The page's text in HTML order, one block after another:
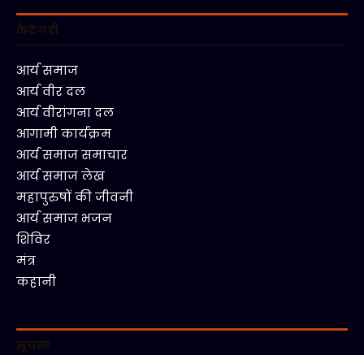
कैटेगरी
आर्य समाज
आर्य वीर दल
आर्य वीरांगना दल
आगामी कार्यक्रम
आर्य समाज समाचार
आर्य समाज लेख
महापुरुषों की जीवनी
आर्य समाज भजन
शिविर
मंत्र
कहानी
सूचना